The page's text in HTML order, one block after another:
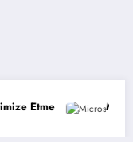
Microsoft 365 Copilot: